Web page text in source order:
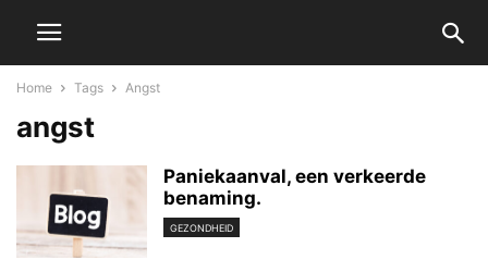
Home Tags Angst
angst
Paniekaanval, een verkeerde
benaming.
GEZONDHEID